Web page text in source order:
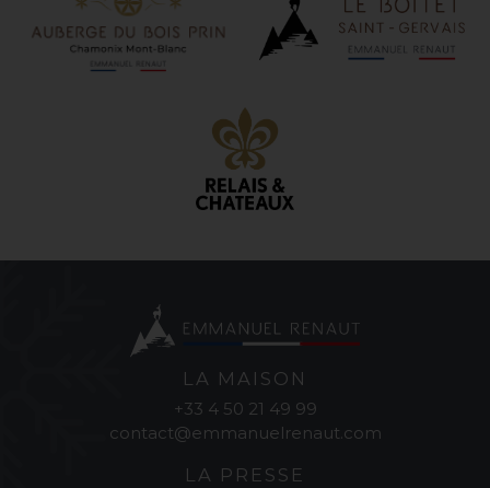
LA MAISON
+33 4 50 21 49 99
contact@emmanuelrenaut.com
LA PRESSE